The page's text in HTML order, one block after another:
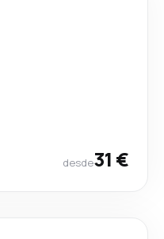
desde31 €